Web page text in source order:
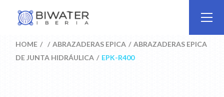
HOME ABRAZADERAS EPICA
ABRAZADERAS EPICA
DE JUNTA HIDRÁULICA
EPK-R400